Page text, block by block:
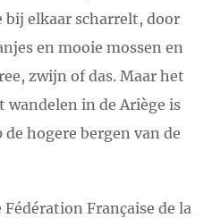
elkaar scharrelt, door
en mooie mossen en
zwijn of das. Maar het
wandelen in de Ariège is
hogere bergen van de
Française de la